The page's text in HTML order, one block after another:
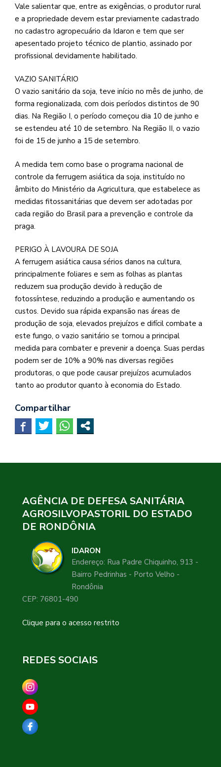
Vale salientar que, entre as exigências, o produtor rural
e a propriedade devem estar previamente cadastrado
no cadastro agropecuário da Idaron e tem que ser
apesentado projeto técnico de plantio, assinado por
profissional devidamente habilitado.
VAZIO SANITÁRIO
O vazio sanitário da soja, teve início no mês de junho, de
forma regionalizada, com dois períodos distintos de 90
dias. Na Região I, o período começou dia 10 de junho e
se estendeu até 10 de setembro. Na Região II, o vazio
foi de 15 de junho a 15 de setembro.
A medida tem como base o programa nacional de
controle da ferrugem asiática da soja, instituído no
âmbito do Ministério da Agricultura, que estabelece as
medidas fitossanitárias que devem ser adotadas por
cada região do Brasil para a prevenção e controle da
praga.
PERIGO À LAVOURA DE SOJA
A ferrugem asiática causa sérios danos na cultura,
principalmente foliares e sem as folhas as plantas
reduzem sua produção devido à redução de
fotossíntese, reduzindo a produção e aumentando os
custos. Devido sua rápida expansão nas áreas de
produção de soja, elevados prejuízos e difícil combate a
este fungo, o vazio sanitário se tornou a principal
medida para combater e prevenir a doença. Suas perdas
podem ser de 10% a 90% nas diversas regiões
produtoras, o que pode causar prejuízos acumulados
tanto ao produtor quanto à economia do Estado.
Compartilhar
AGÊNCIA DE DEFESA SANITÁRIA
AGROSILVOPASTORIL DO ESTADO
DE RONDÔNIA
IDARON
Endereço: Rua Padre Chiquinho, 913 -
Bairro Pedrinhas - Porto Velho -
Rondônia
CEP: 76801-490
Clique para o acesso restrito
REDES SOCIAIS